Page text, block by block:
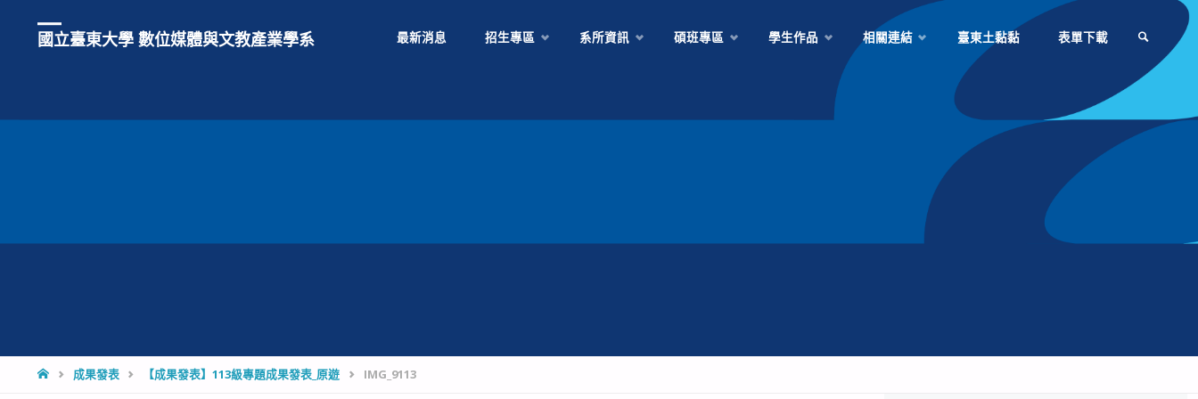
國立臺東大學 數位媒體與文教產業學系 最新消息 招生專區 系所資訊 碩班專區 學生作品 相關連結 臺東土黏黏 表單下載
HOME成果發表 【成果發表】113級專題成果發表_原遊 IMG_9113